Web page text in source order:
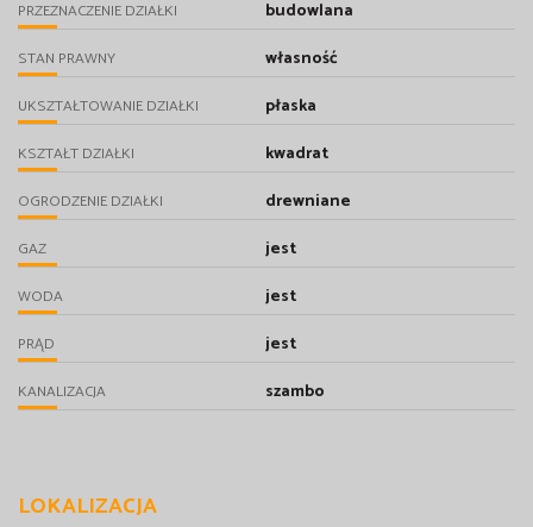
PRZEZNACZENIE DZIAŁKI budowlana
STAN PRAWNY własność
UKSZTAŁTOWANIE DZIAŁKI płaska
KSZTAŁT DZIAŁKI kwadrat
OGRODZENIE DZIAŁKI drewniane
GAZ jest
WODA jest
PRĄD jest
KANALIZACJA szambo
LOKALIZACJA